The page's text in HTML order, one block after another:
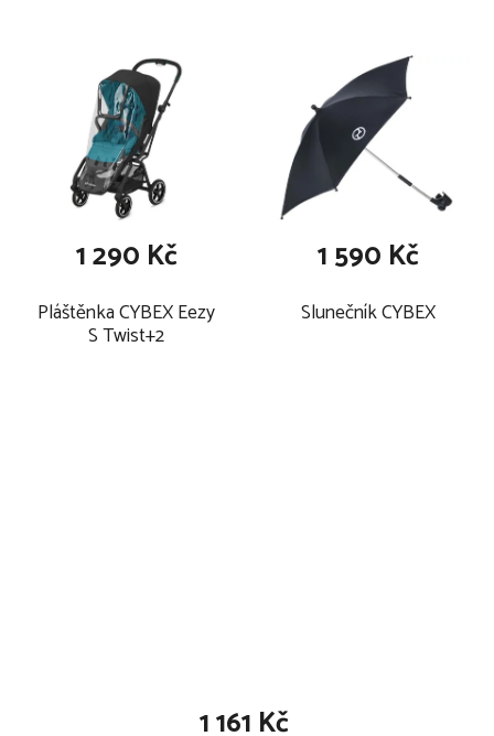
Pláštěnka CYBEX Eezy
S Twist+2
1 290 Kč
Slunečník CYBEX
1 590 Kč
1 161 Kč